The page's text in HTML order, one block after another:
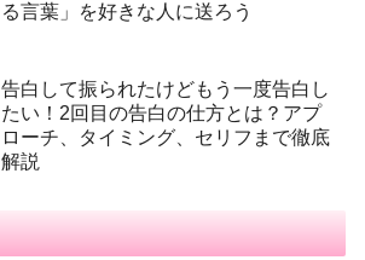
る言葉」を好きな人に送ろう
告白して振られたけどもう一度告白し
たい！2回目の告白の仕方とは？アプ
ローチ、タイミング、セリフまで徹底
解説